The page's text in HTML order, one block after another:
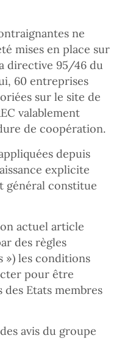
ne
mises en place sur
directive 95/46 du
60 entreprises
sur le site de
valablement
de coopération.
depuis
explicite
général constitue
actuel article
des règles
») les conditions
pour être
Etats membres
avis du groupe